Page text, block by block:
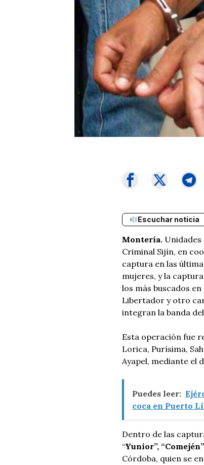
Escuchar noticia
Montería.
Criminal Sijín, en
captura en las
mujeres, y la captura
los más buscados
Libertador y otro
integran la banda
Esta operación fue
Lorica, Purísima,
Ayapel, mediante el
Puedes leer:
coca en Puerto
Dentro de las
“Yunior”,
Córdoba, quien se